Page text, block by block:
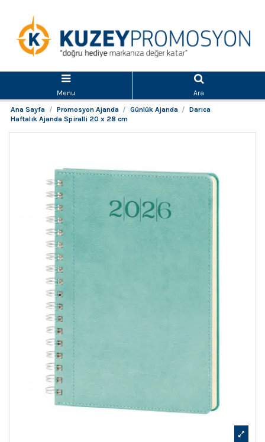
Menu
Ara
Ana Sayfa
Promosyon Ajanda Günlük Ajanda
Darıca
Haftalık Ajanda Spiralli 20 x 28 cm